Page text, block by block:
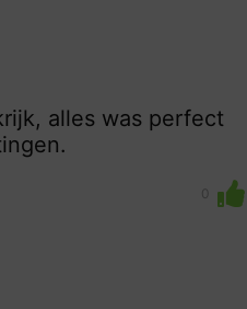
alles was perfect
0